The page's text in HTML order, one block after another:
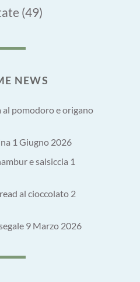
(49)
NEWS
al pomodoro e origano
1 Giugno 2026
e salsiccia 1
al cioccolato 2
9 Marzo 2026